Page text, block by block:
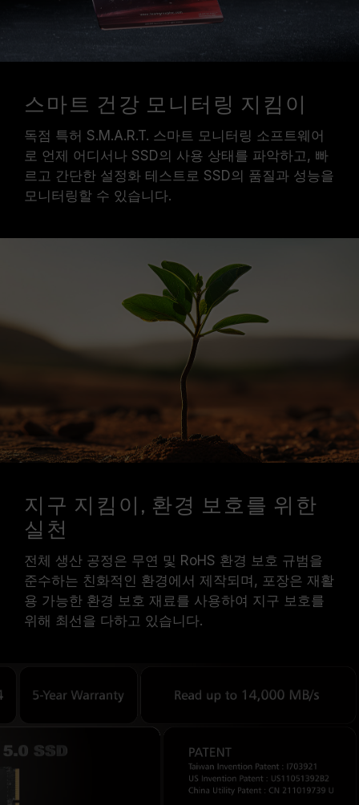
스마트 건강 모니터링 지킴이
독점 특허 S.M.A.R.T. 스마트 모니터링 소프트웨어
로 언제 어디서나 SSD의 사용 상태를 파악하고, 빠
르고 간단한 설정화 테스트로 SSD의 품질과 성능을
모니터링할 수 있습니다.
지구 지킴이, 환경 보호를 위한
실천
전체 생산 공정은 무연 및 RoHS 환경 보호 규범을
준수하는 친화적인 환경에서 제작되며, 포장은 재활
용 가능한 환경 보호 재료를 사용하여 지구 보호를
위해 최선을 다하고 있습니다.